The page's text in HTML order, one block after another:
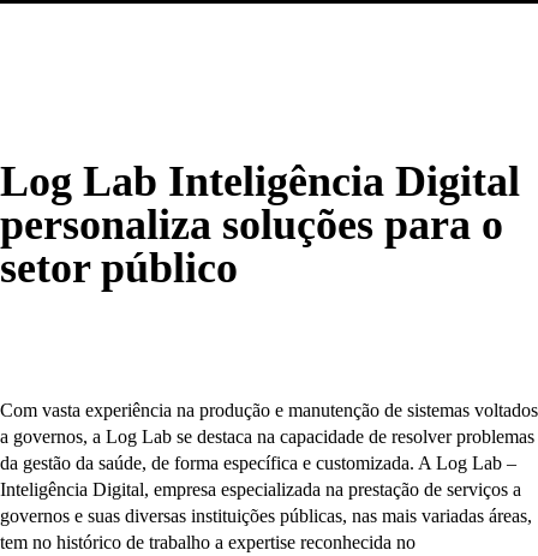
Log Lab Inteligência Digital
personaliza soluções para o
setor público
Com vasta experiência na produção e manutenção de sistemas voltados
a governos, a Log Lab se destaca na capacidade de resolver problemas
da gestão da saúde, de forma específica e customizada. A Log Lab –
Inteligência Digital, empresa especializada na prestação de serviços a
governos e suas diversas instituições públicas, nas mais variadas áreas,
tem no histórico de trabalho a expertise reconhecida no